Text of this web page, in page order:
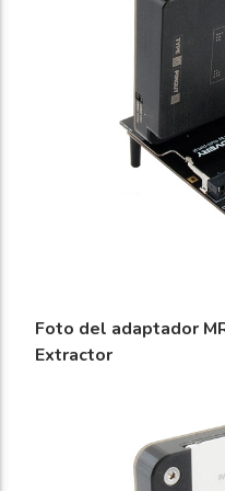
Foto del adaptador
Extractor